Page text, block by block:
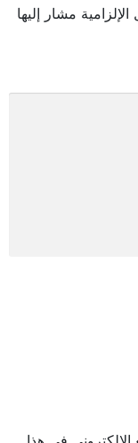
مشار إليها